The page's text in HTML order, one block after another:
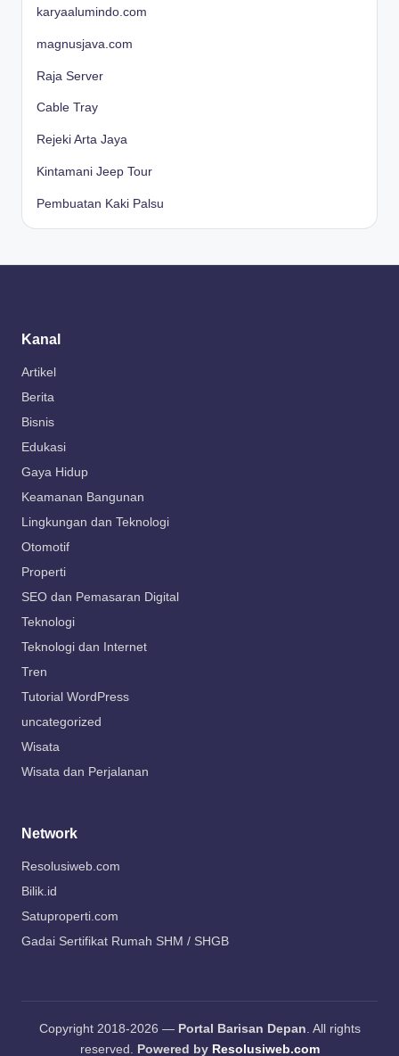
karyaalumindo.com
magnusjava.com
Raja Server
Cable Tray
Rejeki Arta Jaya
Kintamani Jeep Tour
Pembuatan Kaki Palsu
Kanal
Artikel
Berita
Bisnis
Edukasi
Gaya Hidup
Keamanan Bangunan
Lingkungan dan Teknologi
Otomotif
Properti
SEO dan Pemasaran Digital
Teknologi
Teknologi dan Internet
Tren
Tutorial WordPress
uncategorized
Wisata
Wisata dan Perjalanan
Network
Resolusiweb.com
Bilik.id
Satuproperti.com
Gadai Sertifikat Rumah SHM / SHGB
Copyright 2018-2026 — Portal Barisan Depan. All rights
reserved. Powered by Resolusiweb.com